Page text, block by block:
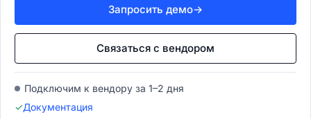
Запросить демо→
Связаться с вендором
Подключим к вендору за 1–2 дня
✓Документация